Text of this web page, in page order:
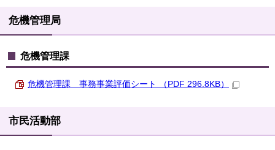
危機管理局
危機管理課
危機管理課 事務事業評価シート （PDF 296.8KB）
市民活動部